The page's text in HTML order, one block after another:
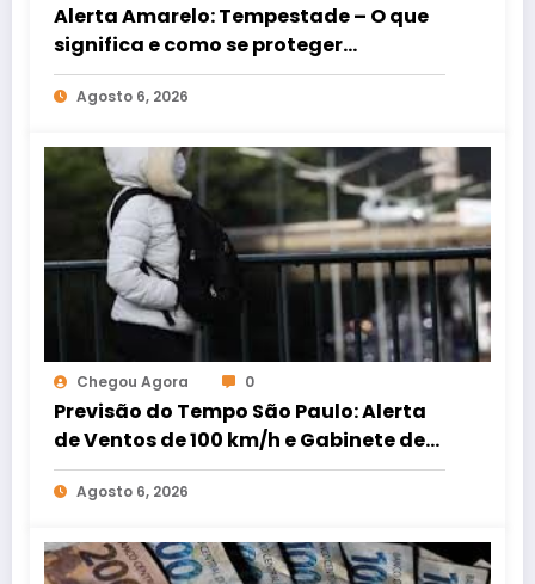
Alerta Amarelo: Tempestade – O que
significa e como se proteger
adequadamente
Agosto 6, 2026
Chegou Agora 0
Previsão do Tempo São Paulo: Alerta
de Ventos de 100 km/h e Gabinete de
Crise
Agosto 6, 2026